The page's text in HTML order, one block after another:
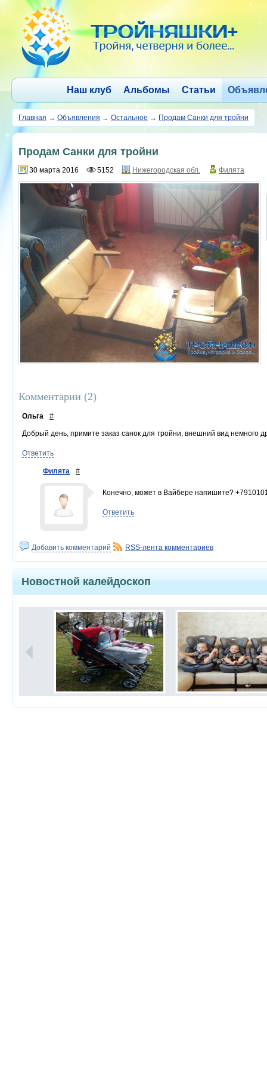
Наш клуб Альбомы Статьи
Главная → Объявления → Остальное → Продам Санки для тройни
Продам Санки для тройни
30 марта 2016 5152 Нижегородская обл. Филята
Комментарии (2)
Ольга #
Добрый день, примите заказ санок для тройни, внешний вид немного
Ответить
Филята #
Конечно, может в Вайбере напишите?
Ответить
Добавить комментарий RSS-лента комментариев
Новостной калейдоскоп